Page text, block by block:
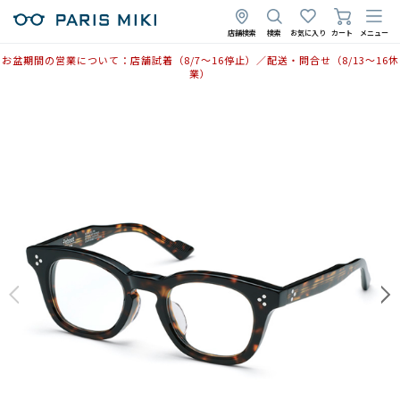
店舗検索 検索 お気に入り カート メニュー
お盆期間の営業について：店舗試着（8/7〜16停止）／配送・問合せ（8/13〜16休
業）
2025年5月12日